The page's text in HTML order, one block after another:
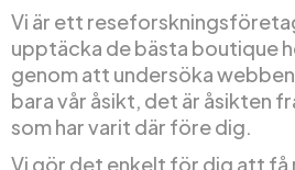
Vi är ett
upptäcka de bästa boutique
genom att undersöka
bara vår åsikt, det är åsikten
som har varit där före dig.
Vi gör det enkelt för dig att få